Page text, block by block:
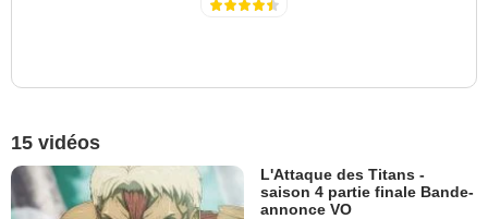
15 vidéos
L'Attaque des Titans -
saison 4 partie finale Bande-
annonce VO